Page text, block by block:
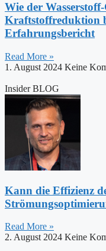
Wie der
Kraftstoffreduktion
Erfahrungsbericht
Read More »
1. August 2024 Keine
Insider BLOG
Kann die Effizienz
Read More »
2. August 2024 Keine